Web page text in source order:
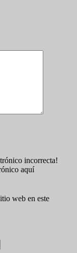
incorrecta!
aquí
web en este